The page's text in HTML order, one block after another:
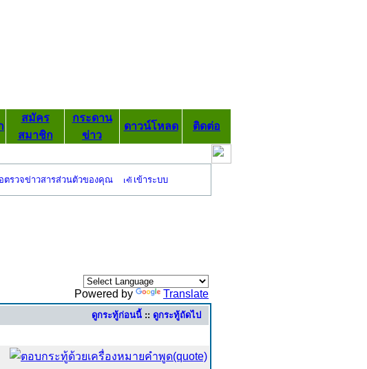
สมัคร
สมาชิก
กระดาน
ข่าว
ดาวน์โหลด ติดต่อ
อตรวจข่าวสารส่วนตัวของคุณ เข้าระบบ
Powered by Translate
ดูกระทู้ก่อนนี้ :: ดูกระทู้ถัดไป